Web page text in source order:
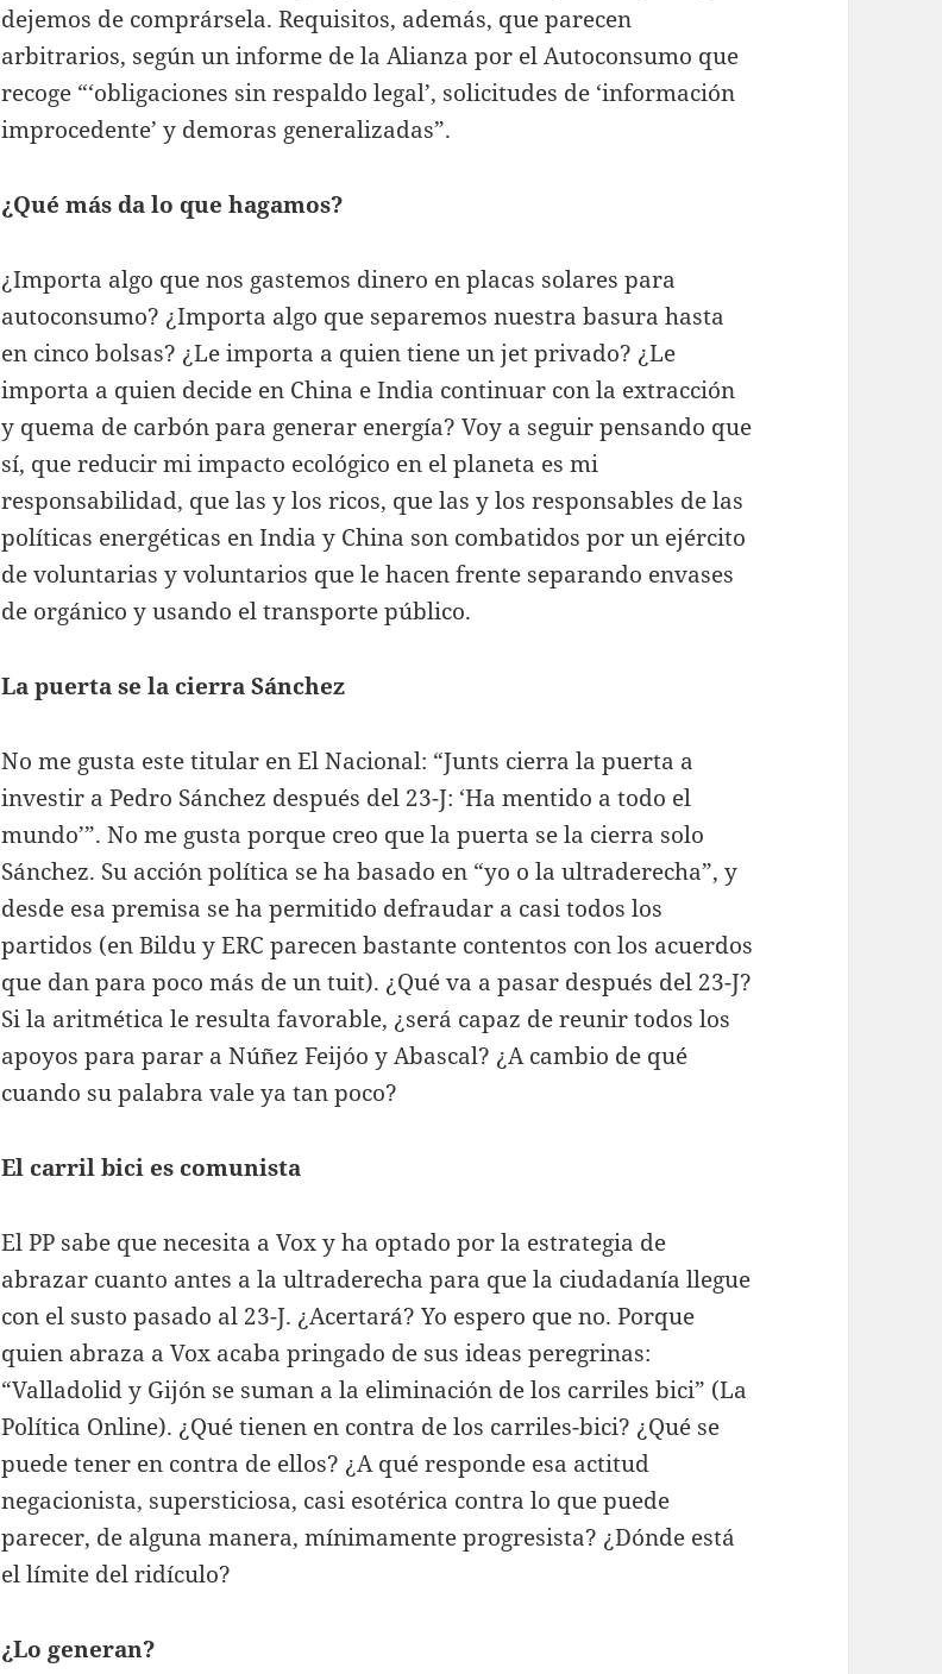
dejemos de comprársela. Requisitos, además, que parecen
arbitrarios, según un informe de la Alianza por el Autoconsumo que
recoge “‘obligaciones sin respaldo legal’, solicitudes de ‘información
improcedente’ y demoras generalizadas”.
¿Qué más da lo que hagamos?
¿Importa algo que nos gastemos dinero en placas solares para
autoconsumo? ¿Importa algo que separemos nuestra basura hasta
en cinco bolsas? ¿Le importa a quien tiene un jet privado? ¿Le
importa a quien decide en China e India continuar con la extracción
y quema de carbón para generar energía? Voy a seguir pensando que
sí, que reducir mi impacto ecológico en el planeta es mi
responsabilidad, que las y los ricos, que las y los responsables de las
políticas energéticas en India y China son combatidos por un ejército
de voluntarias y voluntarios que le hacen frente separando envases
de orgánico y usando el transporte público.
La puerta se la cierra Sánchez
No me gusta este titular en El Nacional: “Junts cierra la puerta a
investir a Pedro Sánchez después del 23-J: ‘Ha mentido a todo el
mundo’”. No me gusta porque creo que la puerta se la cierra solo
Sánchez. Su acción política se ha basado en “yo o la ultraderecha”, y
desde esa premisa se ha permitido defraudar a casi todos los
partidos (en Bildu y ERC parecen bastante contentos con los acuerdos
que dan para poco más de un tuit). ¿Qué va a pasar después del 23-J?
Si la aritmética le resulta favorable, ¿será capaz de reunir todos los
apoyos para parar a Núñez Feijóo y Abascal? ¿A cambio de qué
cuando su palabra vale ya tan poco?
El carril bici es comunista
El PP sabe que necesita a Vox y ha optado por la estrategia de
abrazar cuanto antes a la ultraderecha para que la ciudadanía llegue
con el susto pasado al 23-J. ¿Acertará? Yo espero que no. Porque
quien abraza a Vox acaba pringado de sus ideas peregrinas:
“Valladolid y Gijón se suman a la eliminación de los carriles bici” (La
Política Online). ¿Qué tienen en contra de los carriles-bici? ¿Qué se
puede tener en contra de ellos? ¿A qué responde esa actitud
negacionista, supersticiosa, casi esotérica contra lo que puede
parecer, de alguna manera, mínimamente progresista? ¿Dónde está
el límite del ridículo?
¿Lo generan?